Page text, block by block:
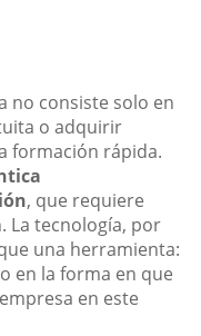
no consiste solo en
o adquirir
formación rápida.
, que requiere
La tecnología, por
una herramienta:
en la forma en que
en este